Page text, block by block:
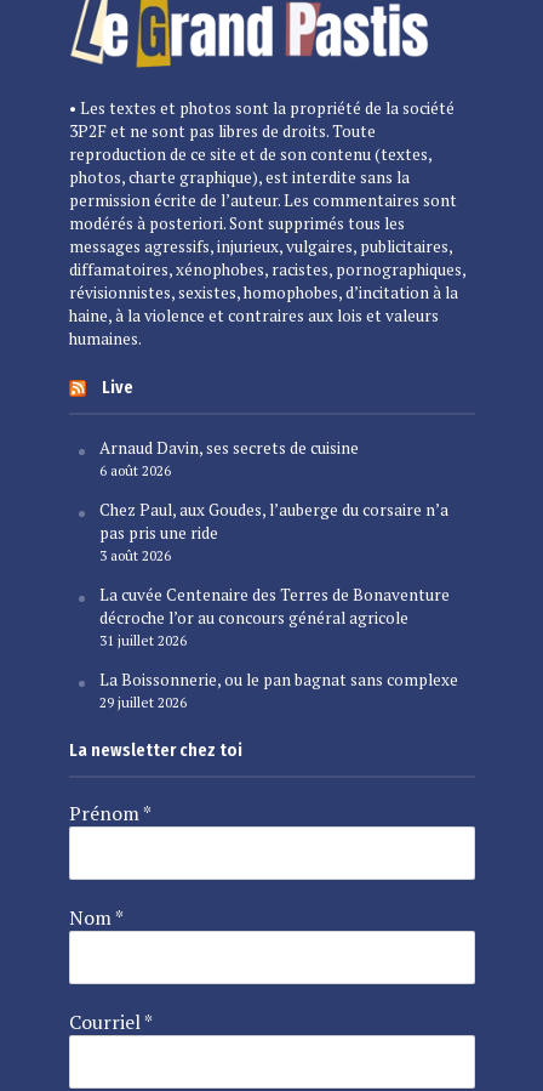
• Les textes et photos sont la propriété de la société
3P2F et ne sont pas libres de droits. Toute
reproduction de ce site et de son contenu (textes,
photos, charte graphique), est interdite sans la
permission écrite de l’auteur. Les commentaires sont
modérés à posteriori. Sont supprimés tous les
messages agressifs, injurieux, vulgaires, publicitaires,
diffamatoires, xénophobes, racistes, pornographiques,
révisionnistes, sexistes, homophobes, d’incitation à la
haine, à la violence et contraires aux lois et valeurs
humaines.
Live
Arnaud Davin, ses secrets de cuisine
6 août 2026
Chez Paul, aux Goudes, l’auberge du corsaire n’a
pas pris une ride
3 août 2026
La cuvée Centenaire des Terres de Bonaventure
décroche l’or au concours général agricole
31 juillet 2026
La Boissonnerie, ou le pan bagnat sans complexe
29 juillet 2026
La newsletter chez toi
Prénom*
Nom*
Courriel*